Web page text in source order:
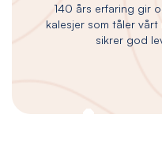
140 års erfaring gir
kalesjer som tåler
sikrer god